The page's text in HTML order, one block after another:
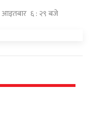
आइतबार ६ : २९ बजे